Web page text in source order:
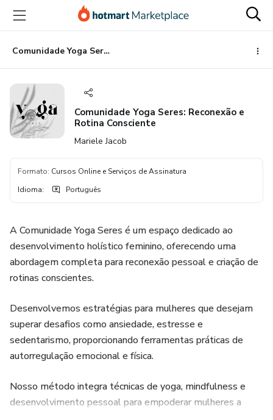
para
conteúdo
principal
para
pagamento
para
rodapé
Comunidade Yoga Seres: Reconexão e Rotina Consciente
Comunidade Yoga Seres: Reconexão e
Rotina Consciente
Mariele Jacob
Formato: Cursos Online e Serviços de Assinatura
Idioma: Português
A Comunidade Yoga Seres é um espaço dedicado ao
desenvolvimento holístico feminino, oferecendo uma
abordagem completa para reconexão pessoal e criação de
rotinas conscientes.
Desenvolvemos estratégias para mulheres que desejam
superar desafios como ansiedade, estresse e
sedentarismo, proporcionando ferramentas práticas de
autorregulação emocional e física.
Nosso método integra técnicas de yoga, mindfulness e
desenvolvimento pessoal para empoderar mulheres a